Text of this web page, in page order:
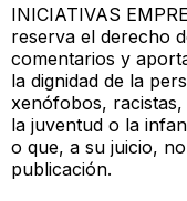
INICIATIVAS
reserva el derecho
comentarios y
la dignidad de la
xenófobos,
la juventud o la
o que, a su juicio,
publicación.